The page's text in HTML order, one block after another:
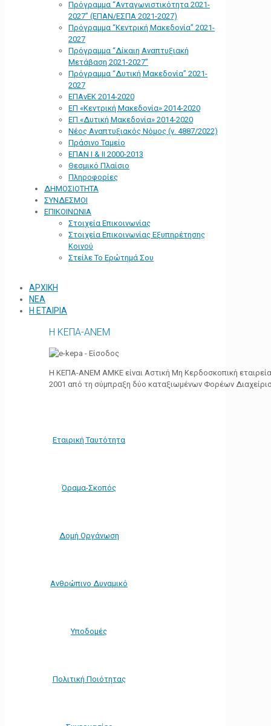
Πρόγραμμα “Ανταγωνιστικότητα 2021-
2027” (ΕΠΑΝ/ΕΣΠΑ 2021-2027)
Πρόγραμμα “Κεντρική Μακεδονία” 2021-
2027
Πρόγραμμα “Δίκαιη Αναπτυξιακή
Μετάβαση 2021-2027”
Πρόγραμμα “Δυτική Μακεδονία” 2021-
2027
ΕΠΑνΕΚ 2014-2020
ΕΠ «Kεντρική Μακεδονία» 2014-2020
ΕΠ «Δυτική Μακεδονία» 2014-2020
Νέος Αναπτυξιακός Νόμος (ν. 4887/2022)
Πράσινο Ταμείο
ΕΠΑΝ Ι & ΙΙ 2000-2013
Θεσμικό Πλαίσιο
Πληροφορίες
ΔΗΜΟΣΙΟΤΗΤΑ
ΣΥΝΔΕΣΜΟΙ
ΕΠΙΚΟΙΝΩΝΙΑ
Στοιχεία Επικοινωνίας
Στοιχεία Επικοινωνίας Εξυπηρέτησης
Κοινού
Στείλε Το Ερώτημά Σου
ΑΡΧΙΚΗ
ΝΕΑ
Η ΕΤΑΙΡΙΑ
Η ΚΕΠΑ-ΑΝΕΜ
Η ΚΕΠΑ-ΑΝΕΜ ΑΜΚΕ είναι Αστική Μη Κερδοσκοπική
2001 από τη σύμπραξη δύο καταξιωμένων Φορέων
Εταιρική Ταυτότητα
Όραμα-Σκοπός
Δομή Οργάνωση
Ανθρώπινο Δυναμικό
Υποδομές
Πολιτική Ποιότητας